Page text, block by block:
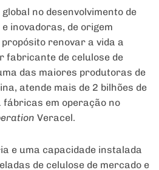
no desenvolvimento de
inovadoras, de origem
renovar a vida a
fabricante de celulose de
das maiores produtoras de
atende mais de 2 bilhões de
em operação no
Veracel.
e uma capacidade instalada
de celulose de mercado e